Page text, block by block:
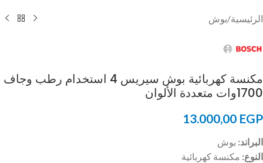
الرئيسية/بوش
مكنسة كهربائية بوش سيريس 4 استخدام رطب وجاف
1700وات متعددة الألوان
13.000,00 EGP
البراند: بوش
النوع: مكنسة كهربائية